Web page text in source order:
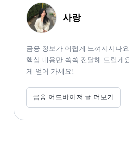
사랑
금융 정보가 어렵게 느껴지시나
핵심 내용만 쏙쏙 전달해 드릴게
게 얻어 가세요!
금융 어드바이저 글 더보기